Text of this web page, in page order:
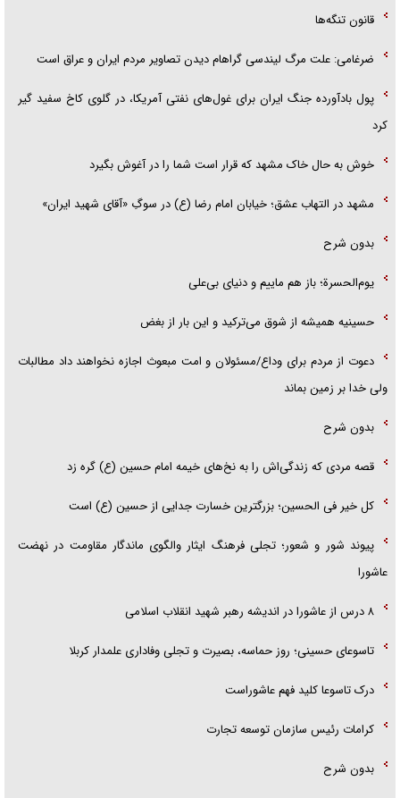
قانون تنگه‌ها
ضرغامی: علت مرگ لیندسی گراهام دیدن تصاویر مردم ایران و عراق است
پول بادآورده جنگ ایران برای غول‌های نفتی آمریکا، در گلوی کاخ سفید گیر
کرد
خوش به حال خاک مشهد که قرار است شما را در آغوش بگیرد
مشهد در التهاب عشق؛ خیابان امام رضا (ع) در سوگِ «آقای شهید ایران»
بدون شرح
یوم‌الحسرة؛ باز هم ماییم و دنیای بی‌علی
حسینیه همیشه از شوق می‌ترکید و این بار از بغض
دعوت از مردم برای وداع/مسئولان و امت مبعوث اجازه نخواهند داد مطالبات
ولی خدا بر زمین بماند
بدون شرح
قصه مردی که زندگی‌اش را به نخ‌های خیمه امام حسین (ع) گره زد
کل خیر فی الحسین؛ بزرگترین خسارت جدایی از حسین (ع) است
پیوند شور و شعور؛ تجلی فرهنگ ایثار والگوی ماندگار مقاومت در نهضت
عاشورا
۸ درس از عاشورا در اندیشه رهبر شهید انقلاب اسلامی
تاسوعای حسینی؛ روز حماسه، بصیرت و تجلی وفاداری علمدار کربلا
درک تاسوعا کلید فهم عاشوراست
کرامات رئیس سازمان توسعه تجارت
بدون شرح